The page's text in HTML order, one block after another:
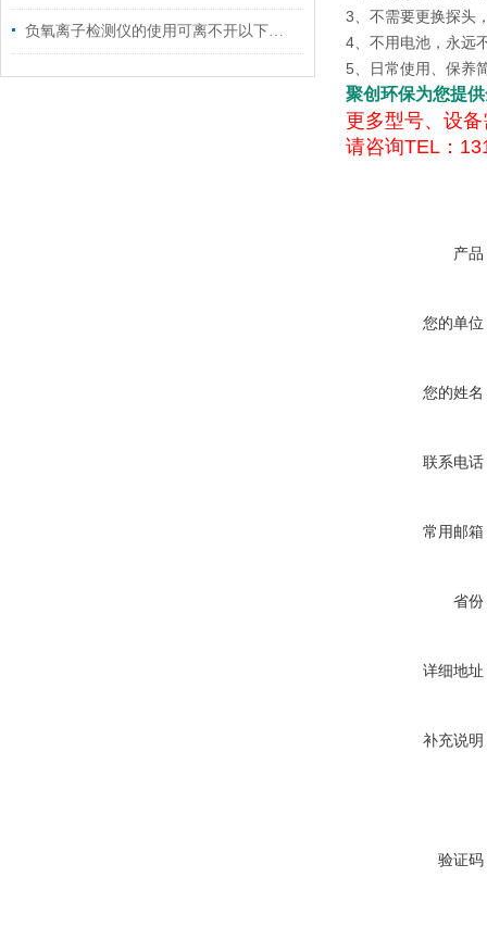
负氧离子检测仪的使用可离不开以下维护
3、不需要更换探头
4、不用电池，永远
5、日常使用、保养
聚创环保为您提
更多型号、设
请咨询TEL：
产品
您的单位
您的姓名
联系电话
常用邮箱
省份
详细地址
补充说明
验证码